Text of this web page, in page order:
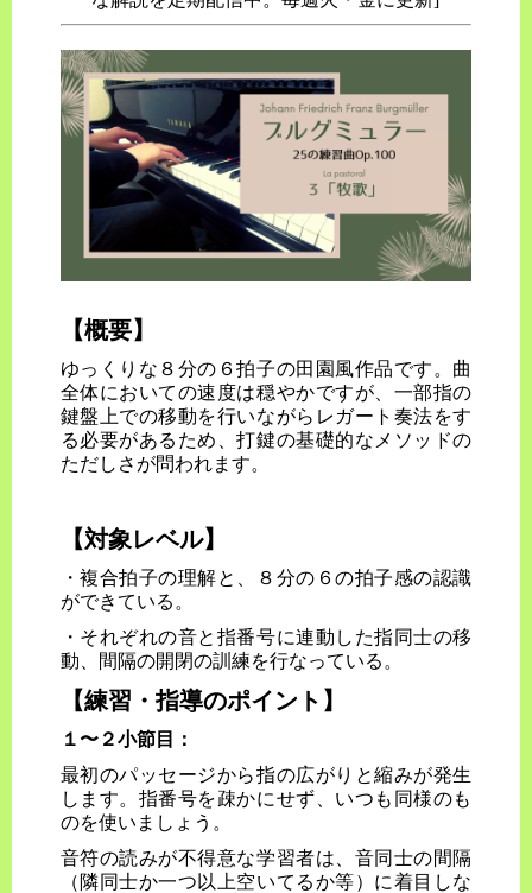
【概要】
ゆっくりな８分の６拍子の田園風作品です。曲
全体においての速度は穏やかですが、一部指の
鍵盤上での移動を行いながらレガート奏法をす
る必要があるため、打鍵の基礎的なメソッドの
ただしさが問われます。
【対象レベル】
・複合拍子の理解と、８分の６の拍子感の認識
ができている。
・それぞれの音と指番号に連動した指同士の移
動、間隔の開閉の訓練を行なっている。
【練習・指導のポイント】
１〜２小節目：
最初のパッセージから指の広がりと縮みが発生
します。指番号を疎かにせず、いつも同様のも
のを使いましょう。
音符の読みが不得意な学習者は、音同士の間隔
（隣同士か一つ以上空いてるか等）に着目しな